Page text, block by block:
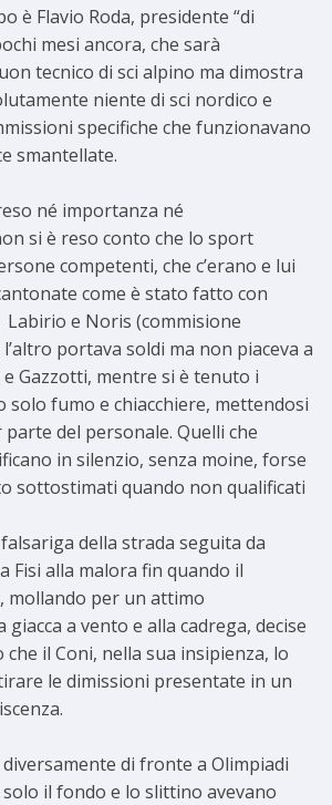
è Flavio Roda, presidente “di
mesi ancora, che sarà
tecnico di sci alpino ma dimostra
niente di sci nordico e
specifiche che funzionavano
smantellate.
né importanza né
si è reso conto che lo sport
competenti, che c’erano e lui
come è stato fatto con
e Noris (commisione
portava soldi ma non piaceva a
Gazzotti, mentre si è tenuto i
solo fumo e chiacchiere, mettendosi
del personale. Quelli che
in silenzio, senza moine, forse
sottostimati quando non qualificati
della strada seguita da
Fisi alla malora fin quando il
mollando per un attimo
giacca a vento e alla cadrega, decise
il Coni, nella sua insipienza, lo
le dimissioni presentate in un
di fronte a Olimpiadi
il fondo e lo slittino avevano